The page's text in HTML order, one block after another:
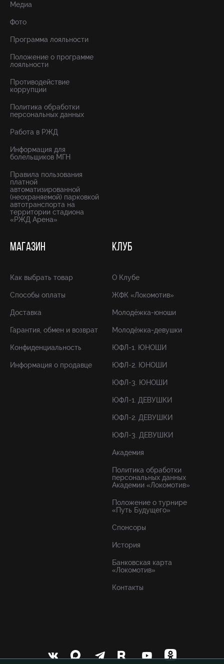
Медиа
Фото
Программа лояльности
Положение о программе
лояльности
Противодействие
коррупции
Политика обработки
персональных данных
Работа в РЖД
Информация для
болельщиков МГН
Правила пользования
платной
автоматизированной
(неохраняемой) парковкой
автотранспорта на
территории стадиона
«РЖД Арена»
МАГАЗИН
Как выбрать товар
Способы оплаты
Доставка
Гарантия, обмен и возврат
Конфиденциальность
Информация о продавце
КЛУБ
О Клубе
ЖФК «Локомотив»
Молодёжка-юноши
Молодёжка-девушки
ЮФЛ-1. ЮНОШИ
ЮФЛ-2. ЮНОШИ
ЮФЛ-3. ЮНОШИ
ЮФЛ-1. ДЕВУШКИ
ЮФЛ-2. ДЕВУШКИ
ЮФЛ-3. ДЕВУШКИ
Академия
Политика обработки
персональных данных
Академии «Локомотив»
Положение о турнире
«Путь Будущего»
Спонсоры
История
Банковская карта
«Локомотив»
Контакты